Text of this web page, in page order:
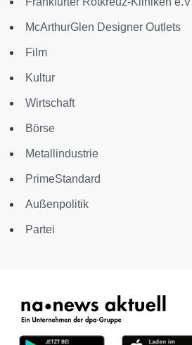
McArthurGlen Designer Outlets
Film
Kultur
Wirtschaft
Börse
Metallindustrie
PrimeStandard
Außenpolitik
Partei